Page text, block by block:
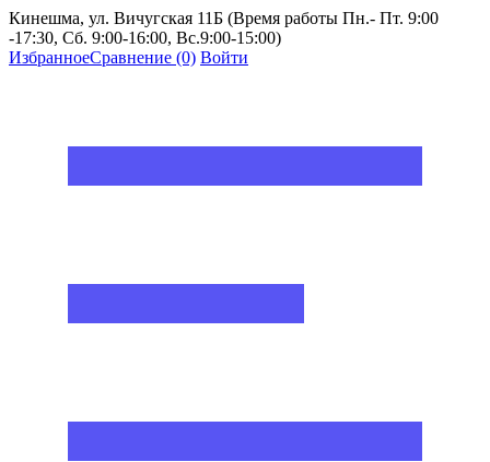
Кинешма, ул. Вичугская 11Б (Время работы Пн.- Пт. 9:00
-17:30, Сб. 9:00-16:00, Вс.9:00-15:00)
ИзбранноеСравнение (0) Войти